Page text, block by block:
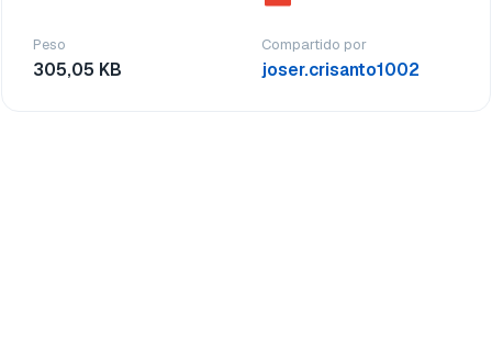
Peso
305,05 KB
Compartido por
joser.crisanto1002